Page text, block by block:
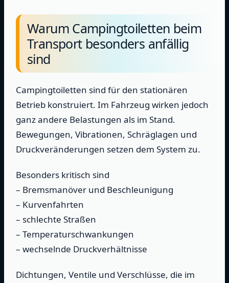
Warum Campingtoiletten beim
Transport besonders anfällig
sind
Campingtoiletten sind für den stationären
Betrieb konstruiert. Im Fahrzeug wirken jedoch
ganz andere Belastungen als im Stand.
Bewegungen, Vibrationen, Schräglagen und
Druckveränderungen setzen dem System zu.
Besonders kritisch sind
– Bremsmanöver und Beschleunigung
– Kurvenfahrten
– schlechte Straßen
– Temperaturschwankungen
– wechselnde Druckverhältnisse
Dichtungen, Ventile und Verschlüsse, die im